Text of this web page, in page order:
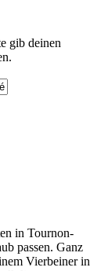
gib deinen
in Tournon-
passen. Ganz
Vierbeiner in